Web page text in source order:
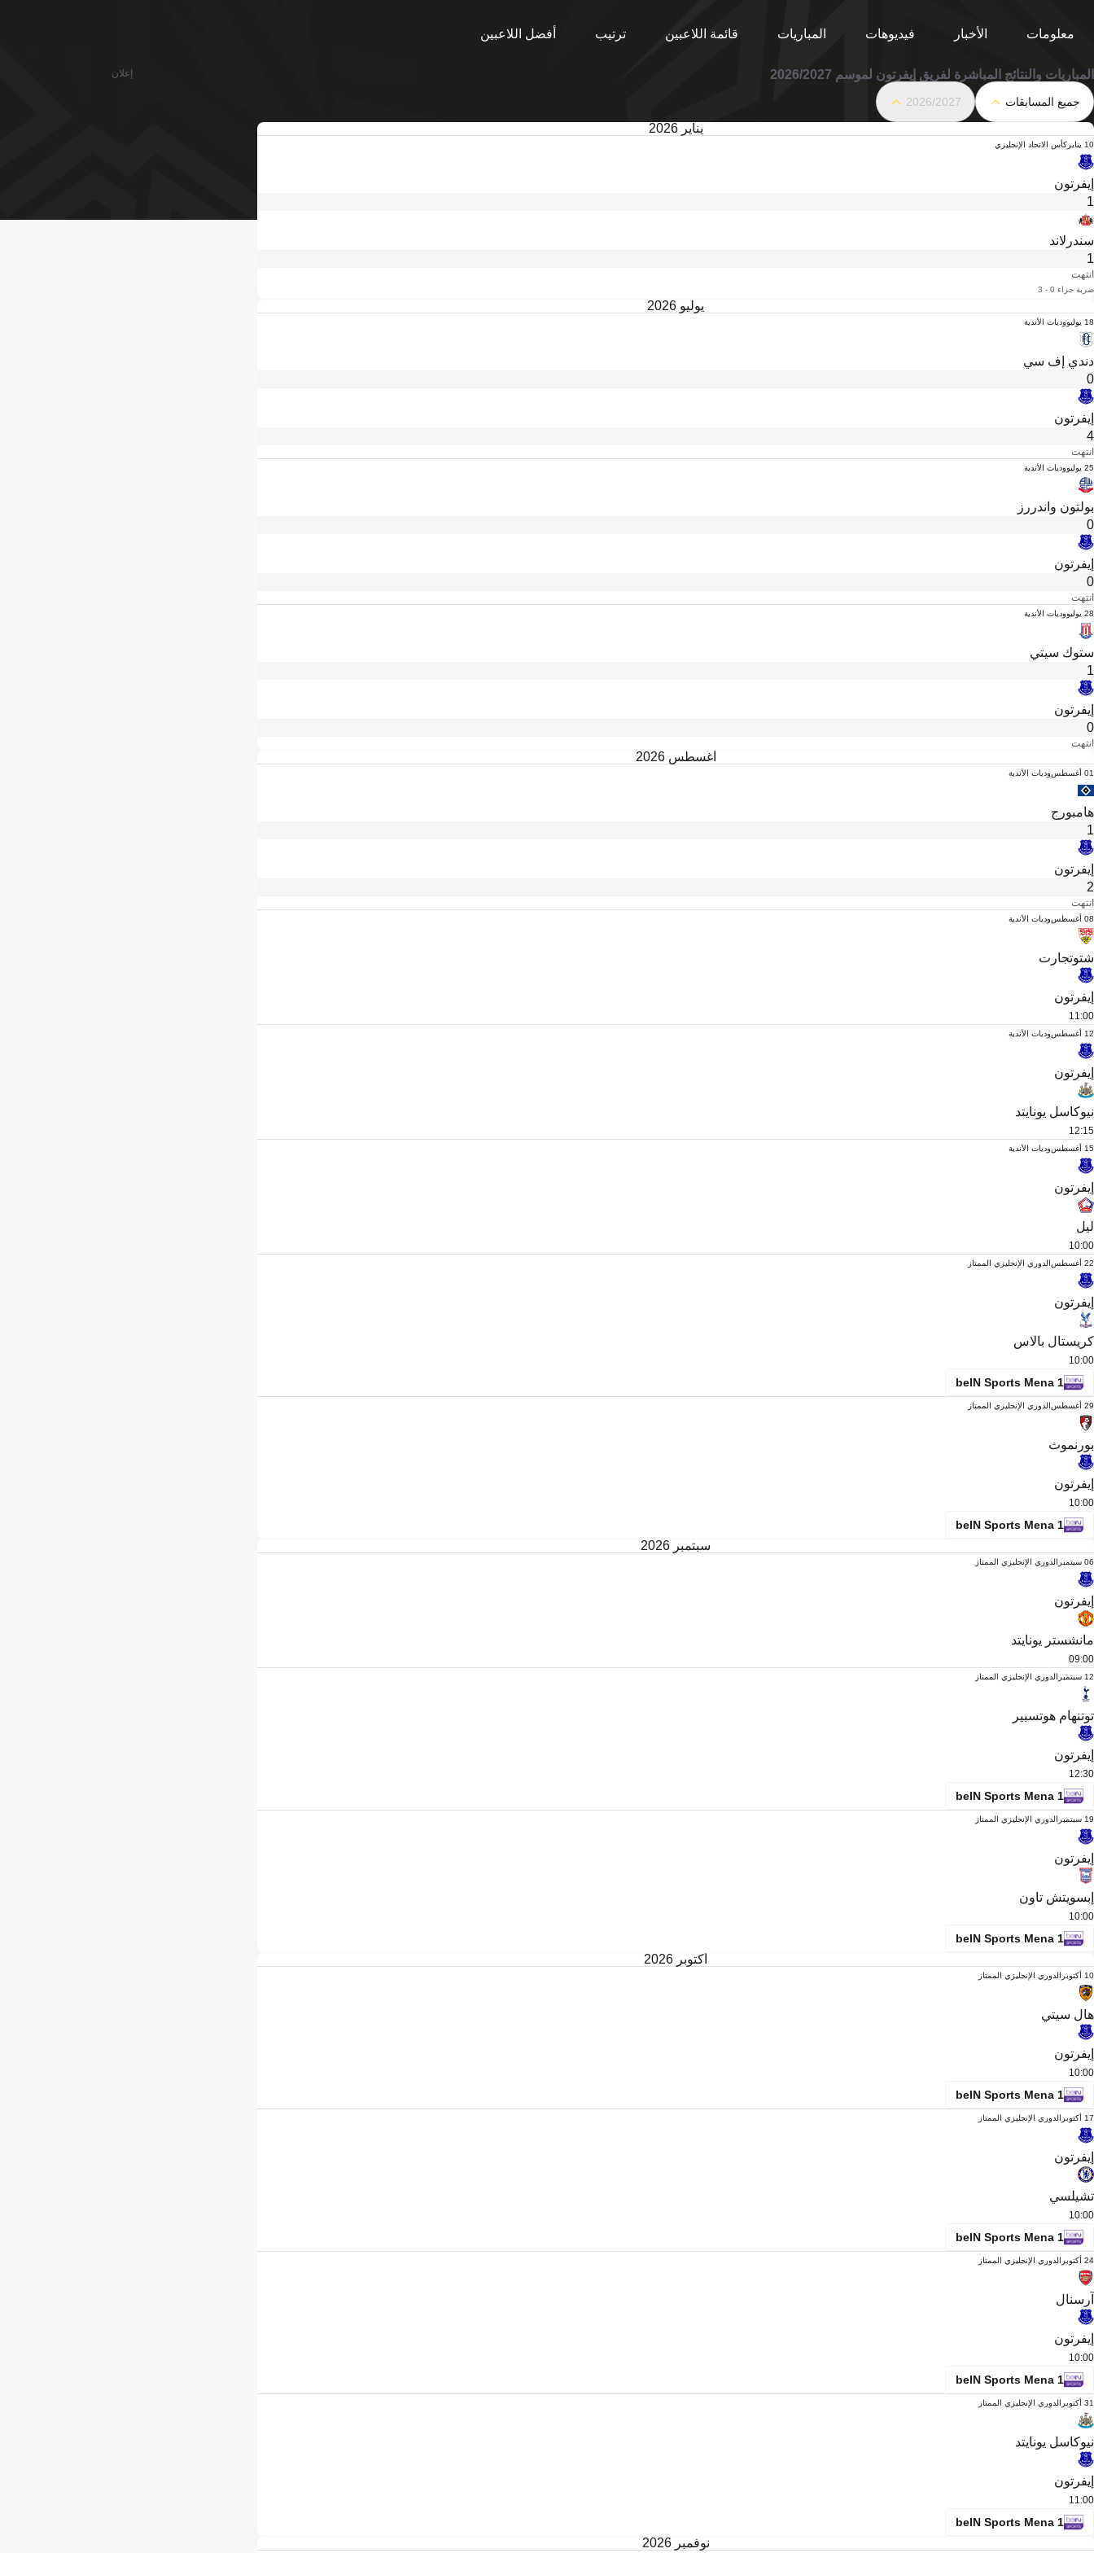
معلومات الأخبار فيديوهات المباريات قائمة اللاعبين ترتيب أفضل اللاعبين
المباريات والنتائج المباشرة لفريق إيفرتون لموسم 2026/2027
جميع المسابقات 2026/2027
يناير 2026
10 يناير كأس الاتحاد الإنجليزي
إيفرتون
1
سندرلاند
1
انتهت
ضربة جزاء 0 - 3
يوليو 2026
18 يوليو وديات الأندية
دندي إف سي
0
إيفرتون
4
انتهت
25 يوليو وديات الأندية
بولتون واندررز
0
إيفرتون
0
انتهت
28 يوليو وديات الأندية
ستوك سيتي
1
إيفرتون
0
انتهت
أغسطس 2026
01 أغسطس وديات الأندية
هامبورج
1
إيفرتون
2
انتهت
08 أغسطس وديات الأندية
شتوتجارت
إيفرتون
11:00
12 أغسطس وديات الأندية
إيفرتون
نيوكاسل يونايتد
12:15
15 أغسطس وديات الأندية
إيفرتون
ليل
10:00
22 أغسطس الدوري الإنجليزي الممتاز
إيفرتون
كريستال بالاس
10:00
beIN Sports Mena 1
29 أغسطس الدوري الإنجليزي الممتاز
بورنموث
إيفرتون
10:00
beIN Sports Mena 1
سبتمبر 2026
06 سبتمبر الدوري الإنجليزي الممتاز
إيفرتون
مانشستر يونايتد
09:00
12 سبتمبر الدوري الإنجليزي الممتاز
توتنهام هوتسبير
إيفرتون
12:30
beIN Sports Mena 1
19 سبتمبر الدوري الإنجليزي الممتاز
إيفرتون
إبسويتش تاون
10:00
beIN Sports Mena 1
أكتوبر 2026
10 أكتوبر الدوري الإنجليزي الممتاز
هال سيتي
إيفرتون
10:00
beIN Sports Mena 1
17 أكتوبر الدوري الإنجليزي الممتاز
إيفرتون
تشيلسي
10:00
beIN Sports Mena 1
24 أكتوبر الدوري الإنجليزي الممتاز
آرسنال
إيفرتون
10:00
beIN Sports Mena 1
31 أكتوبر الدوري الإنجليزي الممتاز
نيوكاسل يونايتد
إيفرتون
11:00
beIN Sports Mena 1
نوفمبر 2026
إعلان